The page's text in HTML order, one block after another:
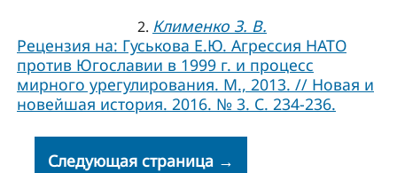
2. Клименко З. В.
Рецензия на: Гуськова Е.Ю. Агрессия НАТО
против Югославии в 1999 г. и процесс
мирного урегулирования. М., 2013. // Новая и
новейшая история. 2016. № 3. С. 234-236.
Следующая страница →